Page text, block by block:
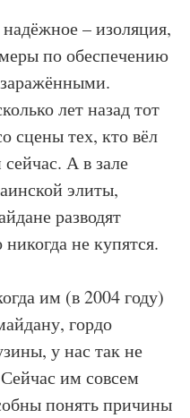
– изоляция,
по обеспечению
заражёнными.
лет назад тот
сцены тех, кто вёл
сейчас. А в зале
элиты,
разводят
не купятся.
им (в 2004 году)
гордо
у нас так не
им совсем
понять причины